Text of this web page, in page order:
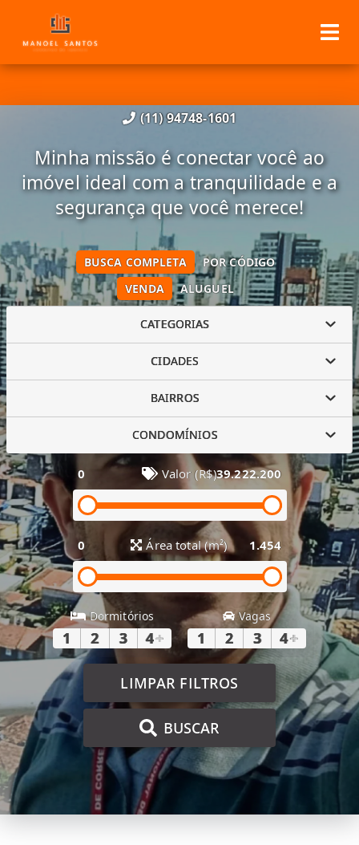
(11) 94748-1601
Minha missão é conectar você ao
imóvel ideal com a tranquilidade e a
segurança que você merece!
VENDA ALUGUEL
BUSCA COMPLETA POR CÓDIGO
CATEGORIAS
CIDADES
BAIRROS
CONDOMÍNIOS
0 Valor (R$)39.222.200
0 Área total (m²) 1.454
Dormitórios
1 2 3 4+
Vagas
1 2 3 4+
LIMPAR FILTROS
BUSCAR